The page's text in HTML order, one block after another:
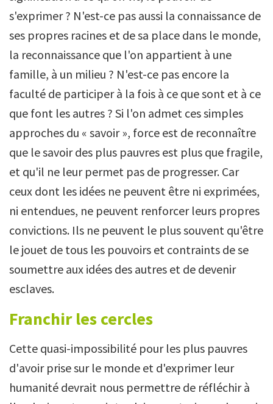
s'exprimer ? N'est-ce pas aussi la connaissance de
ses propres racines et de sa place dans le monde,
la reconnaissance que l'on appartient à une
famille, à un milieu ? N'est-ce pas encore la
faculté de participer à la fois à ce que sont et à ce
que font les autres ? Si l'on admet ces simples
approches du « savoir », force est de reconnaître
que le savoir des plus pauvres est plus que fragile,
et qu'il ne leur permet pas de progresser. Car
ceux dont les idées ne peuvent être ni exprimées,
ni entendues, ne peuvent renforcer leurs propres
convictions. Ils ne peuvent le plus souvent qu'être
le jouet de tous les pouvoirs et contraints de se
soumettre aux idées des autres et de devenir
esclaves.
Franchir les cercles
Cette quasi-impossibilité pour les plus pauvres
d'avoir prise sur le monde et d'exprimer leur
humanité devrait nous permettre de réfléchir à